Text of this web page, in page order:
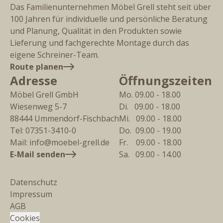
Das Familienunternehmen Möbel Grell steht seit über
100 Jahren für individuelle und persönliche Beratung
und Planung, Qualität in den Produkten sowie
Lieferung und fachgerechte Montage durch das
eigene Schreiner-Team.
Route planen
Adresse
Möbel Grell GmbH
Wiesenweg 5-7
88444 Ummendorf-Fischbach
Tel: 07351-3410-0
Mail: info@moebel-grell.de
E-Mail senden
Öffnungszeiten
Mo. 09.00 - 18.00
Di.   09.00 - 18.00
Mi.   09.00 - 18.00
Do.  09.00 - 19.00
Fr.    09.00 - 18.00
Sa.   09.00 - 14.00
Datenschutz
Impressum
AGB
Cookies